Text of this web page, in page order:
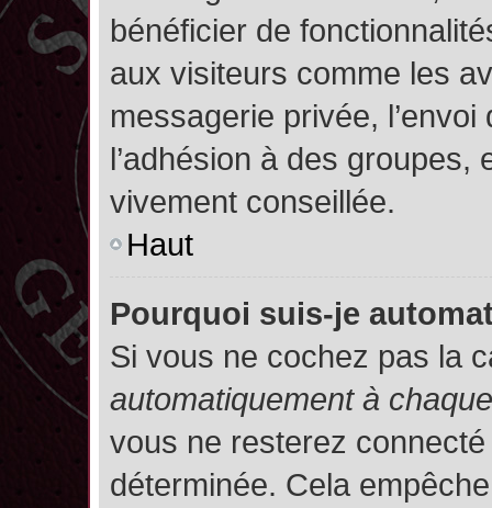
bénéficier de
aux visiteurs comme les
messagerie privée,
l’adhésion à des groupes,
vivement conseillée.
Haut
Pourquoi suis-je
Si vous ne cochez pas la
automatiquement à
vous ne resterez
déterminée. Cela